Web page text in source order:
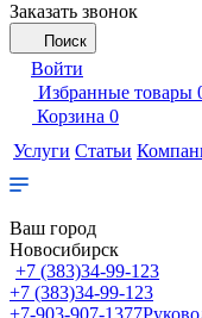
Заказать звонок
Поиск
Войти
Избранные товары
Корзина 0
Услуги Статьи
Ваш город
Новосибирск
+7 (383)34-99-123
+7 (383)34-99-123
+7-903-907-1377